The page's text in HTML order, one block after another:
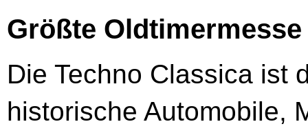
Größte Oldtimermesse
Die Techno Classica ist
historische Automobile,